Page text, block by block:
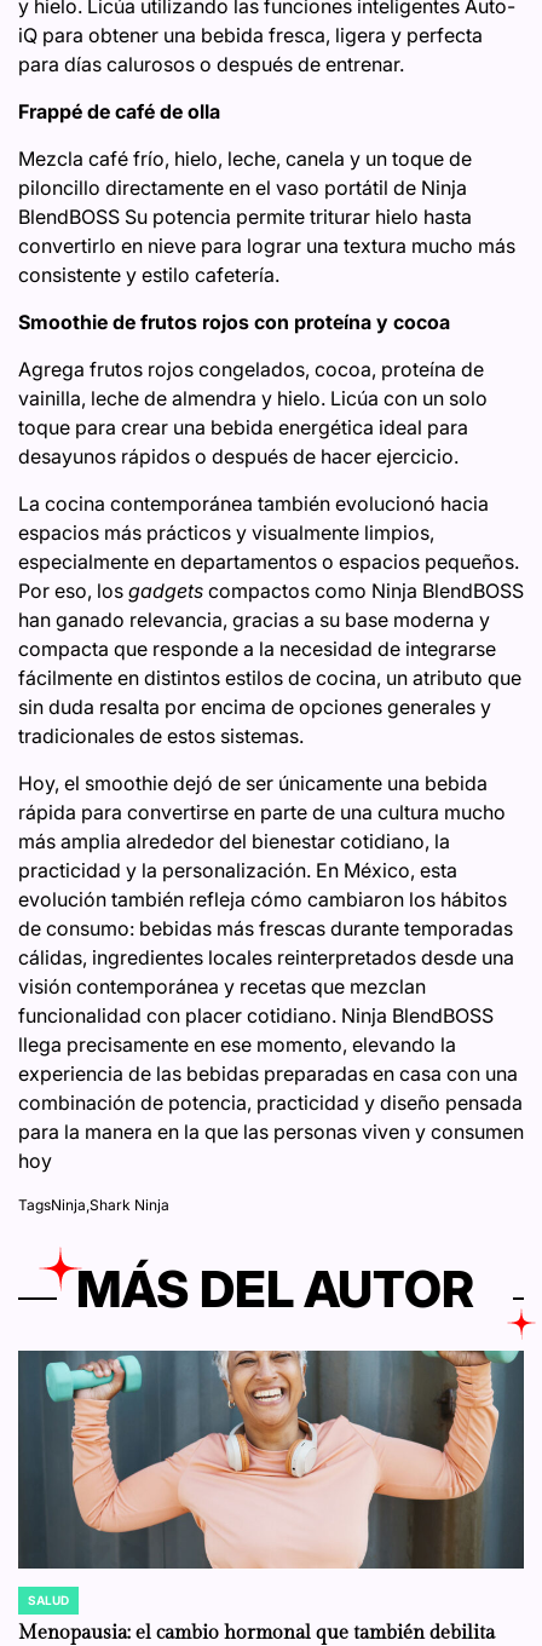
y hielo. Licúa utilizando las funciones inteligentes Auto-
iQ para obtener una bebida fresca, ligera y perfecta
para días calurosos o después de entrenar.
Frappé de café de olla
Mezcla café frío, hielo, leche, canela y un toque de
piloncillo directamente en el vaso portátil de Ninja
BlendBOSS Su potencia permite triturar hielo hasta
convertirlo en nieve para lograr una textura mucho más
consistente y estilo cafetería.
Smoothie de frutos rojos con proteína y cocoa
Agrega frutos rojos congelados, cocoa, proteína de
vainilla, leche de almendra y hielo. Licúa con un solo
toque para crear una bebida energética ideal para
desayunos rápidos o después de hacer ejercicio.
La cocina contemporánea también evolucionó hacia
espacios más prácticos y visualmente limpios,
especialmente en departamentos o espacios pequeños.
Por eso, los gadgets compactos como Ninja BlendBOSS
han ganado relevancia, gracias a su base moderna y
compacta que responde a la necesidad de integrarse
fácilmente en distintos estilos de cocina, un atributo que
sin duda resalta por encima de opciones generales y
tradicionales de estos sistemas.
Hoy, el smoothie dejó de ser únicamente una bebida
rápida para convertirse en parte de una cultura mucho
más amplia alrededor del bienestar cotidiano, la
practicidad y la personalización. En México, esta
evolución también refleja cómo cambiaron los hábitos
de consumo: bebidas más frescas durante temporadas
cálidas, ingredientes locales reinterpretados desde una
visión contemporánea y recetas que mezclan
funcionalidad con placer cotidiano. Ninja BlendBOSS
llega precisamente en ese momento, elevando la
experiencia de las bebidas preparadas en casa con una
combinación de potencia, practicidad y diseño pensada
para la manera en la que las personas viven y consumen
hoy
TagsNinja Shark Ninja
MÁS DEL AUTOR
POSTED
IN
SALUD
Menopausia: el cambio hormonal que también debilita